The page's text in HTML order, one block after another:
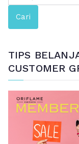
e
a
Cari
TIPS
CUSTOMER